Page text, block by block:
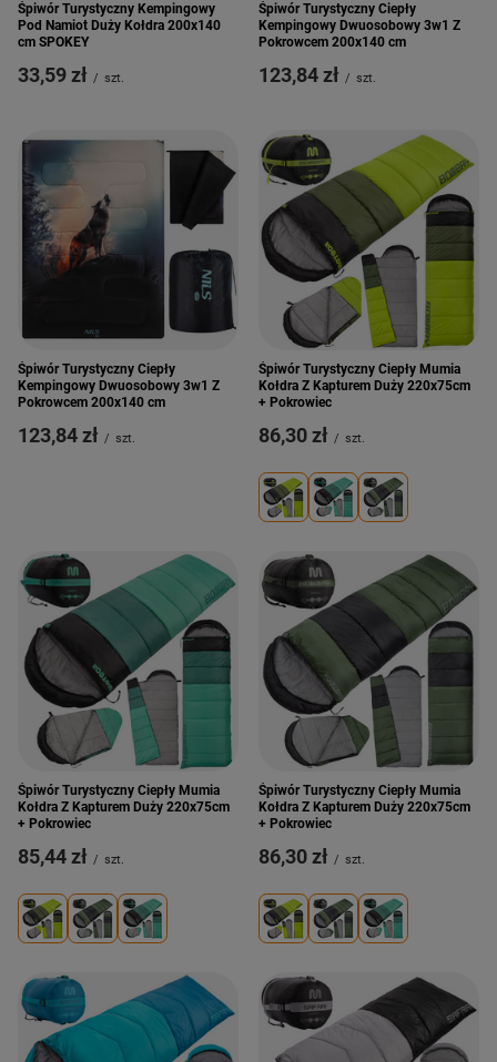
Śpiwór Turystyczny Kempingowy
Pod Namiot Duży Kołdra 200x140
cm SPOKEY
33,59 zł / szt.
Śpiwór Turystyczny Ciepły
Kempingowy Dwuosobowy 3w1 Z
Pokrowcem 200x140 cm
123,84 zł / szt.
Śpiwór Turystyczny Ciepły
Kempingowy Dwuosobowy 3w1 Z
Pokrowcem 200x140 cm
123,84 zł / szt.
Śpiwór Turystyczny Ciepły Mumia
Kołdra Z Kapturem Duży 220x75cm
+ Pokrowiec
86,30 zł / szt.
Śpiwór Turystyczny Ciepły Mumia
Kołdra Z Kapturem Duży 220x75cm
+ Pokrowiec
85,44 zł / szt.
Śpiwór Turystyczny Ciepły Mumia
Kołdra Z Kapturem Duży 220x75cm
+ Pokrowiec
86,30 zł / szt.